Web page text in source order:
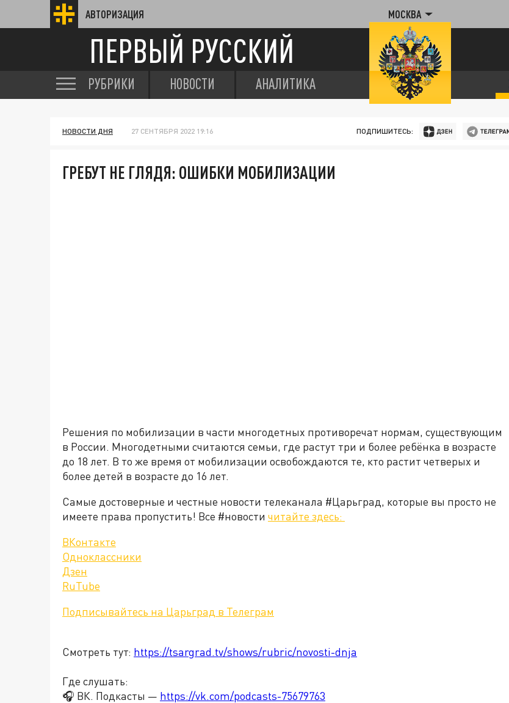
АВТОРИЗАЦИЯ МОСКВА
ПЕРВЫЙ РУССКИЙ
РУБРИКИ НОВОСТИ АНАЛИТИКА
НОВОСТИ ДНЯ 27 СЕНТЯБРЯ 2022 19:16 ПОДПИШИТЕСЬ:
ГРЕБУТ НЕ ГЛЯДЯ: ОШИБКИ МОБИЛИЗАЦИИ
Решения по мобилизации в части многодетных противоречат нормам, существующим
в России. Многодетными считаются семьи, где растут три и более ребёнка в возрасте
до 18 лет. В то же время от мобилизации освобождаются те, кто растит четверых и
более детей в возрасте до 16 лет.
Самые достоверные и честные новости телеканала #Царьград, которые вы просто не
имеете права пропустить! Все #новости читайте здесь:
ВКонтакте
Одноклассники
Дзен
RuTube
Подписывайтесь на Царьград в Телеграм
Смотреть тут: https://tsargrad.tv/shows/rubric/novosti-dnja
Где слушать:
🎧 ВК. Подкасты — https://vk.com/podcasts-75679763